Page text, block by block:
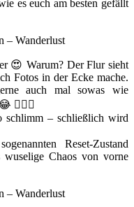
es euch am besten gefällt
😍 Warum? Der Flur sieht
Fotos in der Ecke mache.
auch mal sowas wie
🤷🏻‍♀️
schlimm – schließlich wird
Reset-Zustand
wuselige Chaos von vorne